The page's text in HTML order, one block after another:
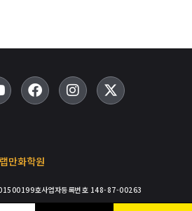
만화학원
호사업자등록번호 148-87-00263